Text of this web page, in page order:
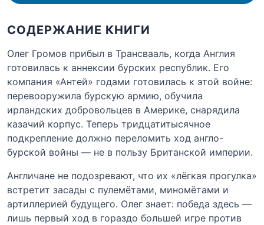
СОДЕРЖАНИЕ КНИГИ
Олег Громов прибыл в Трансвааль, когда Англия
готовилась к аннексии бурских республик. Его
компания «Антей» годами готовилась к этой войне:
перевооружила бурскую армию, обучила
ирландских добровольцев в Америке, снарядила
казачий корпус. Теперь тридцатитысячное
подкрепление должно переломить ход англо-
бурской войны — не в пользу Британской империи.
Англичане не подозревают, что их «лёгкая прогулка»
встретит засады с пулемётами, миномётами и
артиллерией будущего. Олег знает: победа здесь —
лишь первый ход в гораздо большей игре против